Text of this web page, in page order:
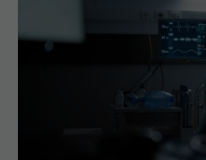
PNRR: 174 de milioane